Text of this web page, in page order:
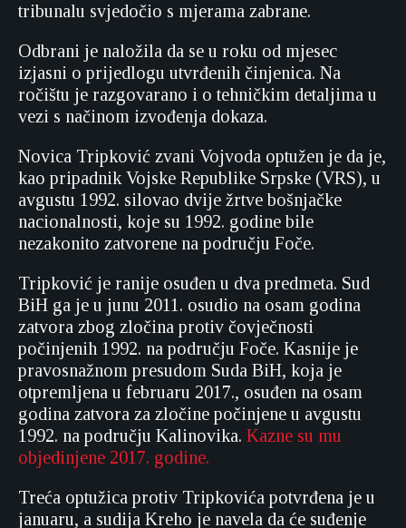
tribunalu svjedočio s mjerama zabrane.
Odbrani je naložila da se u roku od mjesec
izjasni o prijedlogu utvrđenih činjenica. Na
ročištu je razgovarano i o tehničkim detaljima u
vezi s načinom izvođenja dokaza.
Novica Tripković zvani Vojvoda optužen je da je,
kao pripadnik Vojske Republike Srpske (VRS), u
avgustu 1992. silovao dvije žrtve bošnjačke
nacionalnosti, koje su 1992. godine bile
nezakonito zatvorene na području Foče.
Tripković je ranije osuđen u dva predmeta. Sud
BiH ga je u junu 2011. osudio na osam godina
zatvora zbog zločina protiv čovječnosti
počinjenih 1992. na području Foče. Kasnije je
pravosnažnom presudom Suda BiH, koja je
otpremljena u februaru 2017., osuđen na osam
godina zatvora za zločine počinjene u avgustu
1992. na području Kalinovika. Kazne su mu
objedinjene 2017. godine.
Treća optužica protiv Tripkovića potvrđena je u
januaru, a sudija Kreho je navela da će suđenje